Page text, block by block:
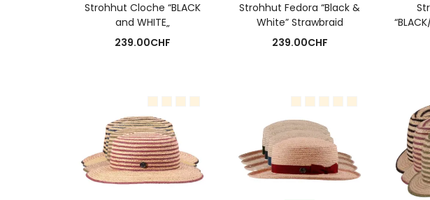
Strohhut Cloche “BLACK
and WHITE„
239.00CHF
Strohhut Fedora “Black &
White” Strawbraid
239.00CHF